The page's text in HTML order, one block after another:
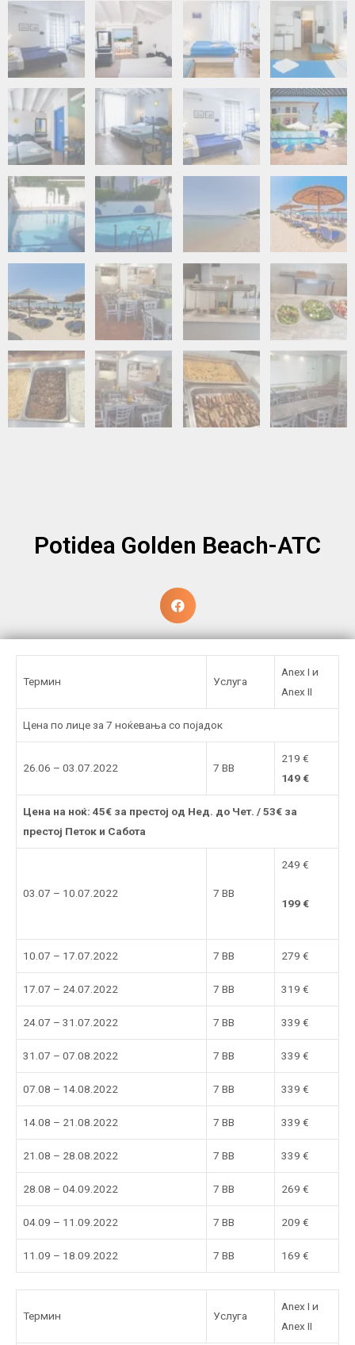
Potidea Golden Beach-АТС
Термин Услуга
Anex I и
Anex II
Цена по лице за 7 ноќевања со појадок
26.06 – 03.07.2022 7 BB
219 €
149 €
Цена на ноќ: 45€ за престој од Нед. до Чет. / 53€ за
престој Петок и Сабота
03.07 – 10.07.2022 7 BB
249 €
199 €
10.07 – 17.07.2022 7 BB 279 €
17.07 – 24.07.2022 7 BB 319 €
24.07 – 31.07.2022 7 BB 339 €
31.07 – 07.08.2022 7 BB 339 €
07.08 – 14.08.2022 7 BB 339 €
14.08 – 21.08.2022 7 BB 339 €
21.08 – 28.08.2022 7 BB 339 €
28.08 – 04.09.2022 7 BB 269 €
04.09 – 11.09.2022 7 BB 209 €
11.09 – 18.09.2022 7 BB 169 €
Термин Услуга
Anex I и
Anex II